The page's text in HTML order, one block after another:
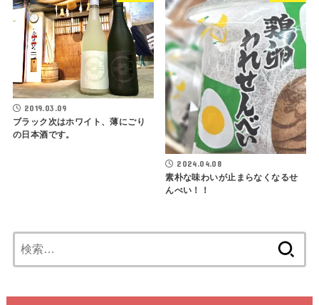
2019.03.09
ブラック次はホワイト、薄にごり
の日本酒です。
2024.04.08
素朴な味わいが止まらなくなるせ
んべい！！
索: